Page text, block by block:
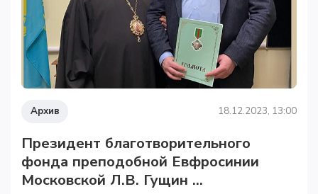
Архив 18.12.2023, 13:00
Президент благотворительного
фонда преподобной Евфросинии
Московской Л.В. Гущин ...